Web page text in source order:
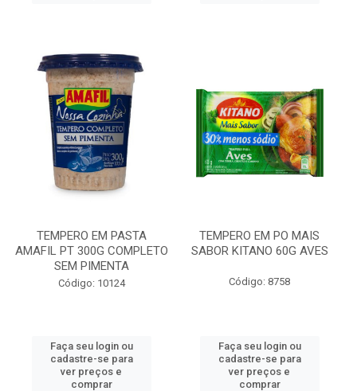
TEMPERO EM PASTA
AMAFIL PT 300G COMPLETO
SEM PIMENTA
Código: 10124
Faça seu login ou
cadastre-se para
ver preços e
comprar
TEMPERO EM PO MAIS
SABOR KITANO 60G AVES
Código: 8758
Faça seu login ou
cadastre-se para
ver preços e
comprar